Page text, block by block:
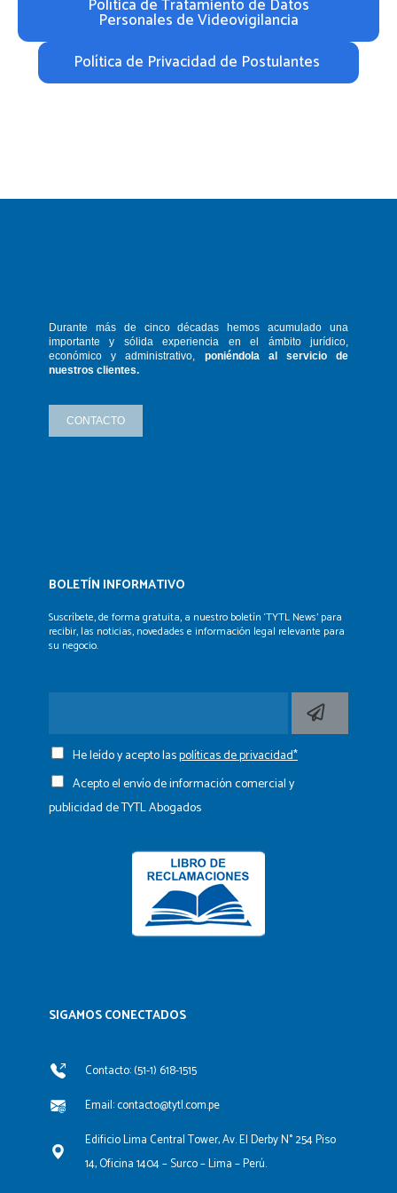
Política de Tratamiento de Datos
Personales de Videovigilancia
Política de Privacidad de Postulantes
Durante más de cinco décadas hemosacumulado una
importante y sólidaexperiencia en el ámbito jurídico,
económico y administrativo, poniéndola al servicio de
nuestros clientes.
CONTACTO
BOLETÍN INFORMATIVO
Suscríbete, de forma gratuita, a nuestro boletín ‘TYTL News’ para
recibir, las noticias, novedades e información legal relevante para
su negocio.
He leído y acepto laspolíticas de privacidad*
Acepto el envío de información comercial y
publicidad de TYTL Abogados
SIGAMOS CONECTADOS​
Contacto: (51-1) 618-1515
Email: contacto@tytl.com.pe
Edificio Lima Central Tower, Av. El Derby N° 254 Piso
14, Oficina 1404 – Surco – Lima – Perú.